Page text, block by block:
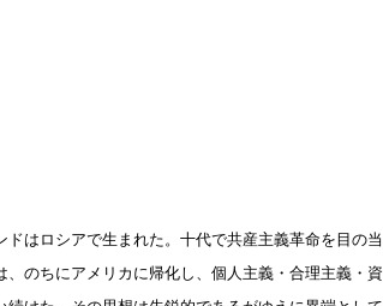
はロシアで生まれた。十代で共産主義革命を目の当
のちにアメリカに帰化し、個人主義・合理主義・資